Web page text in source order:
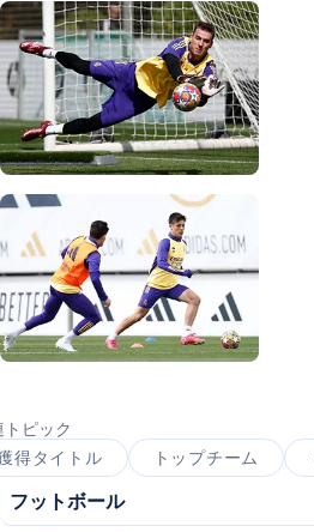
トピック
得タイトル
トップチーム
フットボール